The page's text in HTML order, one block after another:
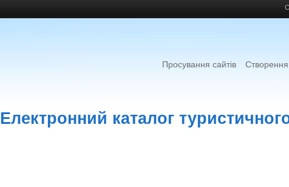
Просування сайтів Створення
Електронний каталог